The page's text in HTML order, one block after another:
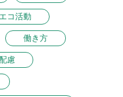
エコ活動
働き方
慮